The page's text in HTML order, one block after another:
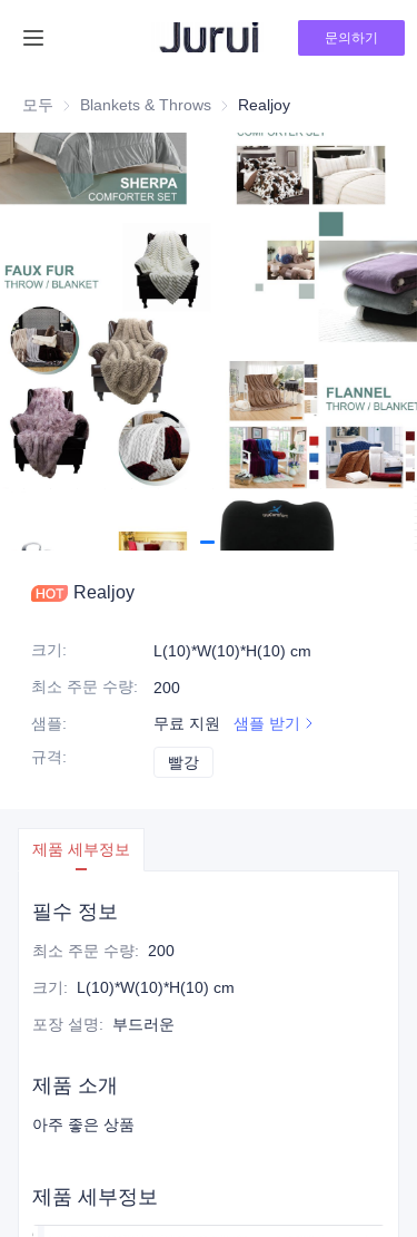
문의하기
모두 Blankets & Throws Blankets & Throws
Realjoy
Realjoy
크기:
L(10)*W(10)*H(10) cm
최소 주문 수량:
200
샘플: 무료 지원
샘플 받기
규격: 빨강
제품 세부정보
필수 정보
최소 주문 수량: 200
크기: L(10)*W(10)*H(10) cm
포장 설명: 부드러운
제품 소개
아주 좋은 상품
제품 세부정보
제품
회사 소개
뉴스
문의하기